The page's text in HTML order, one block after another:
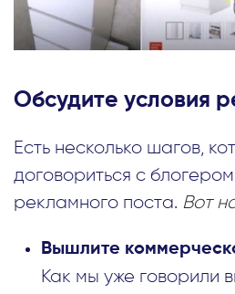
Обсудите условия
Есть несколько шагов,
договориться с
рекламного поста. Вот
Вышлите
Как мы уже говорили